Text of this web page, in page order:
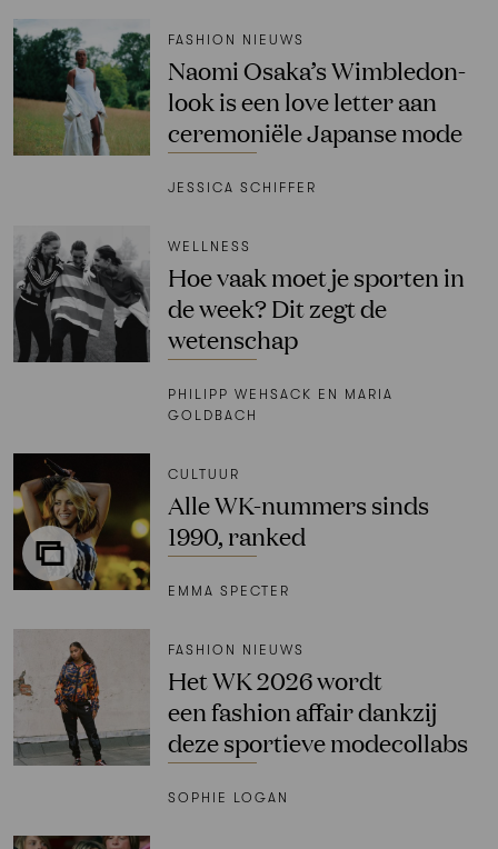
FASHION NIEUWS
Naomi Osaka’s Wimbledon-
look is een love letter aan
ceremoniële Japanse mode
JESSICA SCHIFFER
WELLNESS
Hoe vaak moet je sporten in
de week? Dit zegt de
wetenschap
PHILIPP WEHSACK EN MARIA
GOLDBACH
CULTUUR
Alle WK-nummers sinds
1990, ranked
EMMA SPECTER
FASHION NIEUWS
Het WK 2026 wordt
een fashion affair dankzij
deze sportieve modecollabs
SOPHIE LOGAN